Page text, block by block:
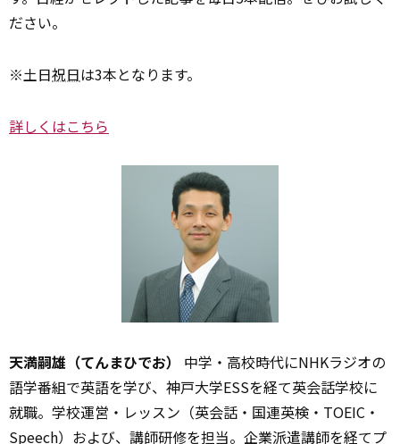
ださい。
※土日祝日は3本となります。
詳しくはこちら
天満嗣雄（てんまひでお）
中学・高校時代にNHKラジオの
語学番組で英語を学び、神戸大学ESSを経て英会話学校に
就職。学校運営・レッスン（英会話・国連英検・TOEIC・
Speech）および、講師研修を担当。企業派遣講師を経てプ